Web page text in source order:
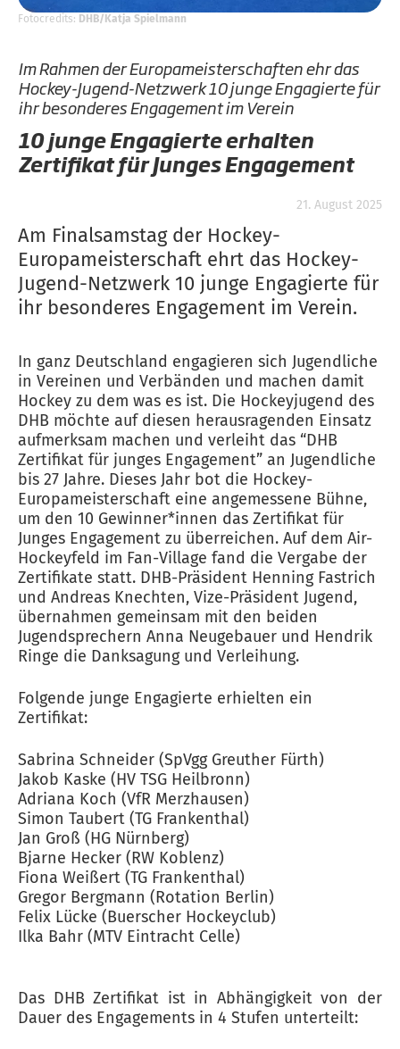
Fotocredits: DHB/Katja Spielmann
Im Rahmen der Europameisterschaften ehr das
Hockey-Jugend-Netzwerk 10 junge Engagierte für
ihr besonderes Engagement im Verein
10 junge Engagierte erhalten
Zertifikat für Junges Engagement
21. August 2025
Am Finalsamstag der Hockey-
Europameisterschaft ehrt das Hockey-
Jugend-Netzwerk 10 junge Engagierte für
ihr besonderes Engagement im Verein.
In ganz Deutschland engagieren sich Jugendliche
in Vereinen und Verbänden und machen damit
Hockey zu dem was es ist. Die Hockeyjugend des
DHB möchte auf diesen herausragenden Einsatz
aufmerksam machen und verleiht das “DHB
Zertifikat für junges Engagement” an Jugendliche
bis 27 Jahre. Dieses Jahr bot die Hockey-
Europameisterschaft eine angemessene Bühne,
um den 10 Gewinner*innen das Zertifikat für
Junges Engagement zu überreichen. Auf dem Air-
Hockeyfeld im Fan-Village fand die Vergabe der
Zertifikate statt. DHB-Präsident Henning Fastrich
und Andreas Knechten, Vize-Präsident Jugend,
übernahmen gemeinsam mit den beiden
Jugendsprechern Anna Neugebauer und Hendrik
Ringe die Danksagung und Verleihung.
Folgende junge Engagierte erhielten ein
Zertifikat:
Sabrina Schneider (SpVgg Greuther Fürth)
Jakob Kaske (HV TSG Heilbronn)
Adriana Koch (VfR Merzhausen)
Simon Taubert (TG Frankenthal)
Jan Groß (HG Nürnberg)
Bjarne Hecker (RW Koblenz)
Fiona Weißert (TG Frankenthal)
Gregor Bergmann (Rotation Berlin)
Felix Lücke (Buerscher Hockeyclub)
Ilka Bahr (MTV Eintracht Celle)
Das DHB Zertifikat ist in Abhängigkeit von der
Dauer des Engagements in 4 Stufen unterteilt: